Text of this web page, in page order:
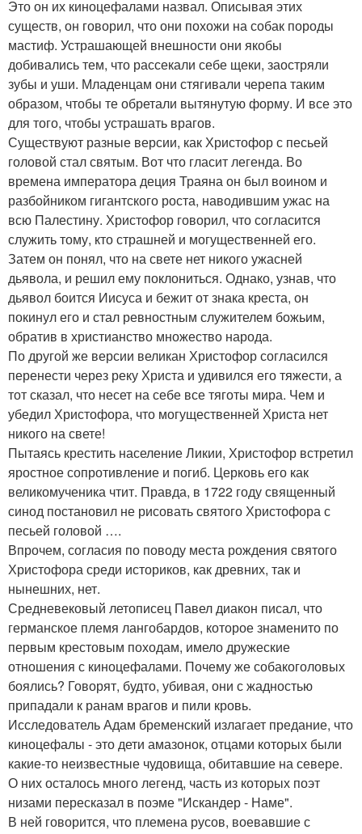
Это он их киноцефалами назвал. Описывая этих
существ, он говорил, что они похожи на собак породы
мастиф. Устрашающей внешности они якобы
добивались тем, что рассекали себе щеки, заостряли
зубы и уши. Младенцам они стягивали черепа таким
образом, чтобы те обретали вытянутую форму. И все это
для того, чтобы устрашать врагов.
Существуют разные версии, как Христофор с песьей
головой стал святым. Вот что гласит легенда. Во
времена императора деция Траяна он был воином и
разбойником гигантского роста, наводившим ужас на
всю Палестину. Христофор говорил, что согласится
служить тому, кто страшней и могущественней его.
Затем он понял, что на свете нет никого ужасней
дьявола, и решил ему поклониться. Однако, узнав, что
дьявол боится Иисуса и бежит от знака креста, он
покинул его и стал ревностным служителем божьим,
обратив в христианство множество народа.
По другой же версии великан Христофор согласился
перенести через реку Христа и удивился его тяжести, а
тот сказал, что несет на себе все тяготы мира. Чем и
убедил Христофора, что могущественней Христа нет
никого на свете!
Пытаясь крестить население Ликии, Христофор встретил
яростное сопротивление и погиб. Церковь его как
великомученика чтит. Правда, в 1722 году священный
синод постановил не рисовать святого Христофора с
песьей головой ….
Впрочем, согласия по поводу места рождения святого
Христофора среди историков, как древних, так и
нынешних, нет.
Средневековый летописец Павел диакон писал, что
германское племя лангобардов, которое знаменито по
первым крестовым походам, имело дружеские
отношения с киноцефалами. Почему же собакоголовых
боялись? Говорят, будто, убивая, они с жадностью
припадали к ранам врагов и пили кровь.
Исследователь Адам бременский излагает предание, что
киноцефалы - это дети амазонок, отцами которых были
какие-то неизвестные чудовища, обитавшие на севере.
О них осталось много легенд, часть из которых поэт
низами пересказал в поэме "Искандер - Наме".
В ней говорится, что племена русов, воевавшие с